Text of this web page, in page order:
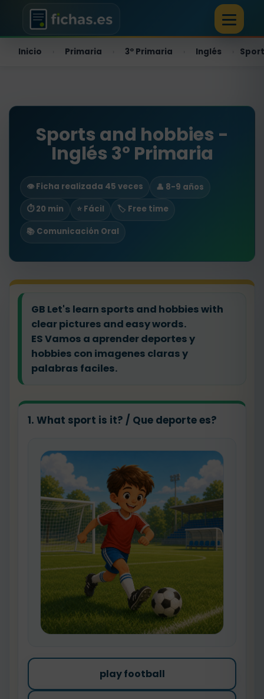
Inicio Primaria 3º Primaria Inglés
Sports and hobbies -
Inglés 3º Primaria
👁️ Ficha realizada 45 veces
👤 8-9 años
⏱ 20 min
⭐ Fácil
🏷️ Free time
📚 Comunicación Oral
GB Let's learn sports and hobbies with
clear pictures and easy words.
ES Vamos a aprender deportes y
hobbies con imagenes claras y
palabras faciles.
1. What sport is it? / Que deporte es?
play football